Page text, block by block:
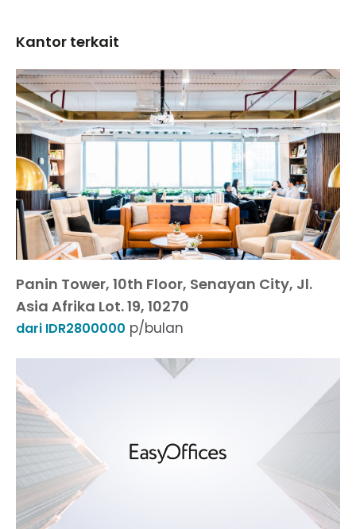
Kantor terkait
Panin Tower, 10th Floor, Senayan City, Jl.
Asia Afrika Lot. 19, 10270
dari IDR2800000 p/bulan